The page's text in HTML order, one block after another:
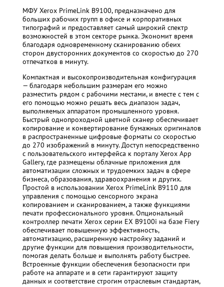
МФУ Xerox PrimeLink B9100, предназначено для
больших рабочих групп в офисе и корпоративных
типографий и предоставляет самый широкий спектр
возможностей в этом секторе рынка. Экономит время
благодаря одновременному сканированию обеих
сторон двусторонних документов со скоростью до 270
отпечатков в минуту.
Компактная и высокопроизводительная конфигурация
— благодаря небольшим размерам его можно
разместить рядом с рабочими местами, и вместе с тем с
его помощью можно решать весь диапазон задач,
выполняемых аппаратом промышленного уровня.
Быстрый однопроходной цветной сканер обеспечивает
копирование и конвертирование бумажных оригиналов
в распространенные цифровые форматы со скоростью
до 270 изображений в минуту. Доступ непосредственно
с пользовательского интерфейса к порталу Xerox App
Gallery, где размещены облачные приложения для
автоматизации сложных и трудоемких задач в сфере
бизнеса, образования, здравоохранения и других.
Простой в использовании Xerox PrimeLink B9110 для
управления с помощью сенсорного экрана
копированием и сканированием, а также функциями
печати профессионального уровня. Опциональный
контроллер печати Xerox серии EX B9100i на базе Fiery
обеспечивает повышенную эффективность,
автоматизацию, расширенную настройку заданий и
другие функции для повышения производительности,
помогая делать больше и выполнять работу быстрее.
Встроенные функции обеспечения безопасности при
работе на аппарате и в сети гарантируют защиту
данных и соответствие строгим отраслевым стандартам,